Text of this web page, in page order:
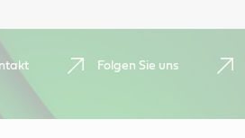
Folgen Sie uns